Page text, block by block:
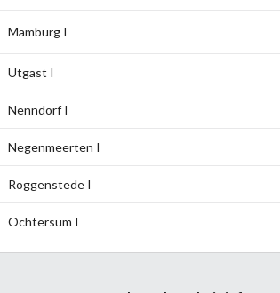
Mamburg I
Utgast I
Nenndorf I
Negenmeerten I
Roggenstede I
Ochtersum I